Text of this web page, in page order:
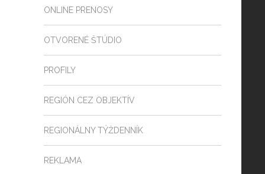
ONLINE PRENOSY
OTVORENÉ ŠTÚDIO
PROFILY
REGIÓN CEZ OBJEKTÍV
REGIONÁLNY TÝŽDENNÍK
REKLAMA